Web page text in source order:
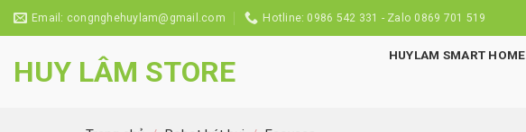
Bỏ
dung
Email: congnghehuylam@gmail.com Hotline: 0986 542 331 - Zalo 0869 701 519
HUY LÂM STORE
HUYLAM SMART HOME